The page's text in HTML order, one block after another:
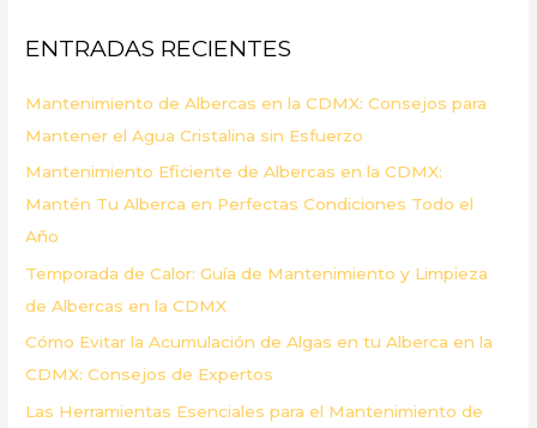
r
o
r
:
ENTRADAS RECIENTES
Mantenimiento de Albercas en la CDMX: Consejos para
Mantener el Agua Cristalina sin Esfuerzo
Mantenimiento Eficiente de Albercas en la CDMX:
Mantén Tu Alberca en Perfectas Condiciones Todo el
Año
Temporada de Calor: Guía de Mantenimiento y Limpieza
de Albercas en la CDMX
Cómo Evitar la Acumulación de Algas en tu Alberca en la
CDMX: Consejos de Expertos
Las Herramientas Esenciales para el Mantenimiento de